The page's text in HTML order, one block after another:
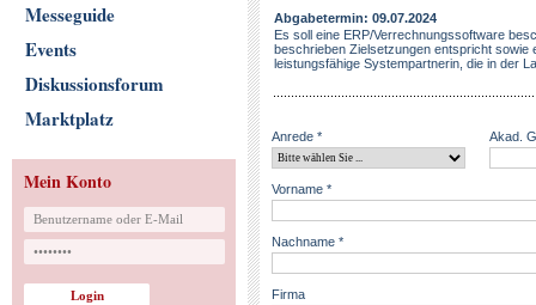
Messeguide
Events
Diskussionsforum
Marktplatz
Mein Konto
Abgabetermin: 09.07.2024
Es soll eine ERP/Verrechnungssoftware
beschrieben Zielsetzungen entspricht sowie
leistungsfähige Systempartnerin, die in der
Anrede * Akad.
Vorname *
Nachname *
Firma